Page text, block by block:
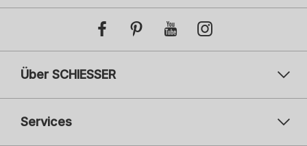
Über SCHIESSER
Services